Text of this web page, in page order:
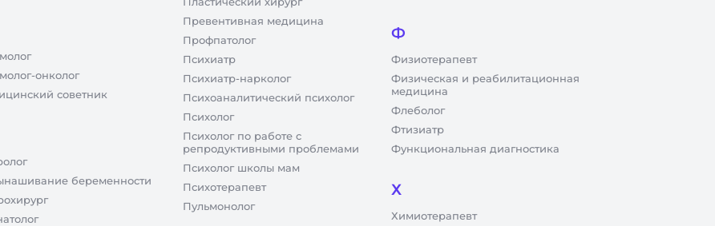
онколог
советник
беременности
Превентивная медицина
Профпатолог
Психиатр
Психиатр-нарколог
Психоаналитический психолог
Психолог
Психолог по работе с
репродуктивными проблемами
Психолог школы мам
Психотерапевт
Пульмонолог
Ф
Физиотерапевт
Физическая и реабилитационная
медицина
Флеболог
Фтизиатр
Функциональная диагностика
Х
Химиотерапевт